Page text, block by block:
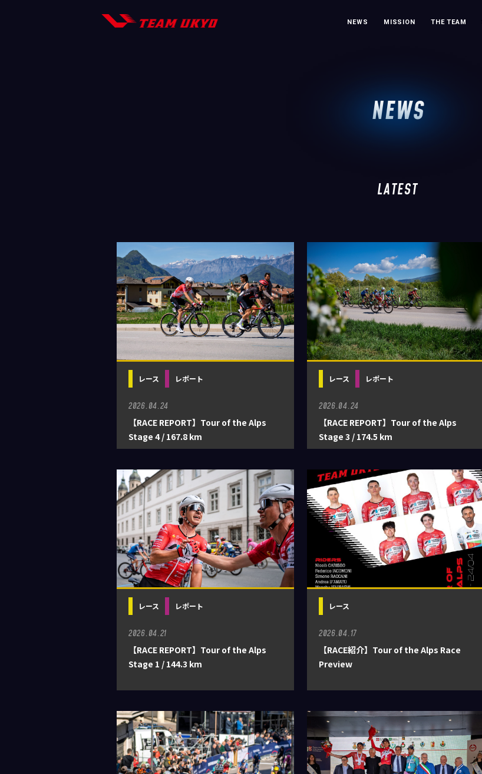
NEWS MISSION THE TEAM
NEWS
LATEST
レース レポート
2026.04.24
【RACE REPORT】Tour of the Alps
Stage 4 / 167.8 km
レース レポート
2026.04.24
【RACE REPORT】Tour of the Alps
Stage 3 / 174.5 km
レース レポート
2026.04.21
【RACE REPORT】Tour of the Alps
Stage 1 / 144.3 km
レース
2026.04.17
【RACE紹介】Tour of the Alps Race
Preview